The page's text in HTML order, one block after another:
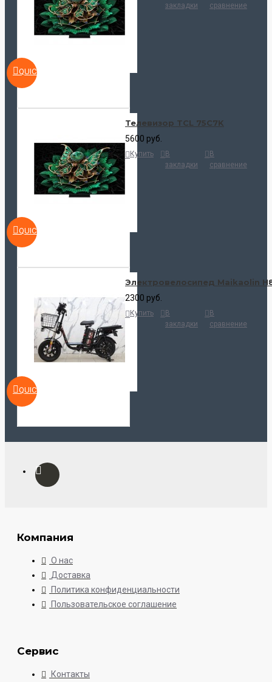
QUICKVIEW
закладки
сравнение
QUICKVIEW
Телевизор TCL 75C7K
5600 руб.
Купить
В
закладки
В
сравнение
QUICKVIEW
Электровелосипед Maikaolin
2300 руб.
Купить
В
закладки
В
сравнение
Компания
О нас
Доставка
Политика конфиденциальности
Пользовательское соглашение
Сервис
Контакты